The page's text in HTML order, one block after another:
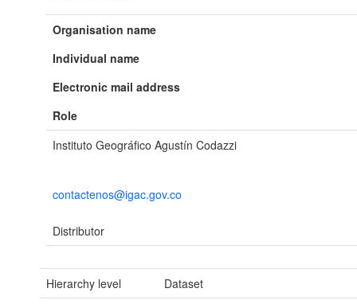
Organisation name
Individual name
Electronic mail address
Role
Instituto Geográfico Agustín Codazzi
contactenos@igac.gov.co
Distributor
Hierarchy level
Dataset